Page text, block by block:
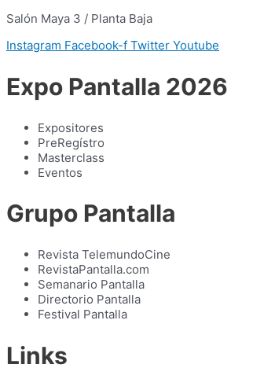
Salón Maya 3 / Planta Baja
Instagram Facebook-f Twitter Youtube
Expo Pantalla 2026
Expositores
PreRegístro
Masterclass
Eventos
Grupo Pantalla
Revista TelemundoCine
RevistaPantalla.com
Semanario Pantalla
Directorio Pantalla
Festival Pantalla
Links